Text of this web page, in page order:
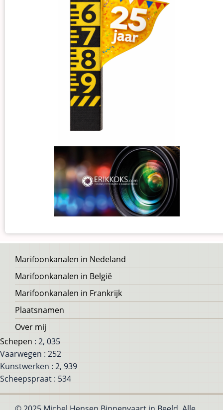
Voet
Marifoonkanalen in Nedeland
Marifoonkanalen in België
Marifoonkanalen in Frankrijk
Plaatsnamen
Over mij
Schepen : 2, 035
Vaarwegen : 252
Kunstwerken : 2, 939
Scheepspraat : 534